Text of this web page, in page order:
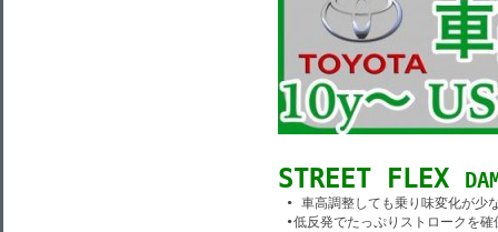
STREET FLEX
• 車高調整しても乗り味変化が少
•低反発でたっぷりストロークを確